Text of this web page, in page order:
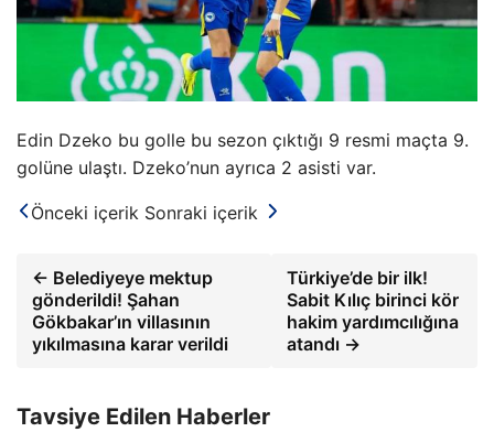
Edin Dzeko bu golle bu sezon çıktığı 9 resmi maçta 9.
golüne ulaştı. Dzeko’nun ayrıca 2 asisti var.
Önceki içerik Sonraki içerik
← Belediyeye mektup
gönderildi! Şahan
Gökbakar’ın villasının
yıkılmasına karar verildi
Türkiye’de bir ilk!
Sabit Kılıç birinci kör
hakim yardımcılığına
atandı →
Tavsiye Edilen Haberler